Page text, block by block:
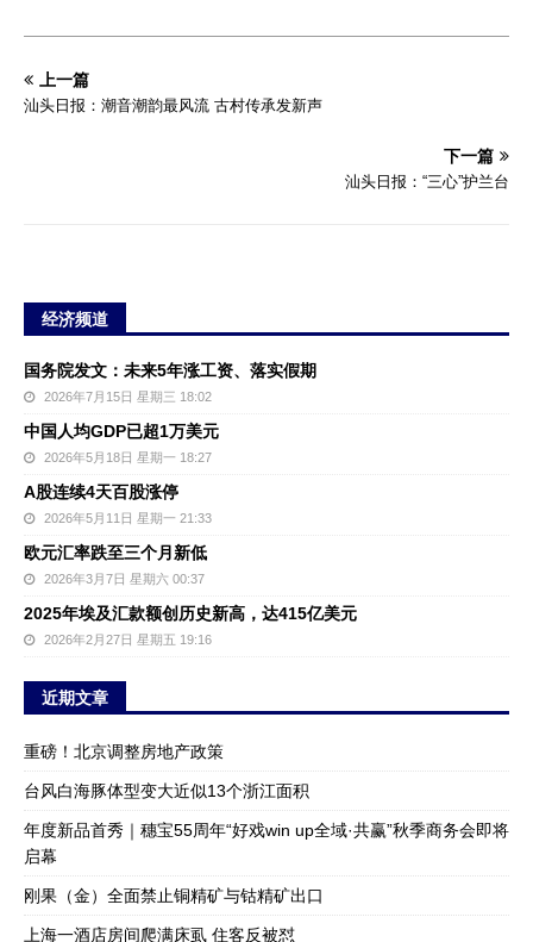
上一篇
汕头日报：潮音潮韵最风流 古村传承发新声
下一篇
汕头日报：“三心”护兰台
经济频道
国务院发文：未来5年涨工资、落实假期
2026年7月15日 星期三 18:02
中国人均GDP已超1万美元
2026年5月18日 星期一 18:27
A股连续4天百股涨停
2026年5月11日 星期一 21:33
欧元汇率跌至三个月新低
2026年3月7日 星期六 00:37
2025年埃及汇款额创历史新高，达415亿美元
2026年2月27日 星期五 19:16
近期文章
重磅！北京调整房地产政策
台风白海豚体型变大近似13个浙江面积
年度新品首秀｜穗宝55周年“好戏win up全域·共赢”秋季商务会即将
启幕
刚果（金）全面禁止铜精矿与钴精矿出口
上海一酒店房间爬满床虱 住客反被怼